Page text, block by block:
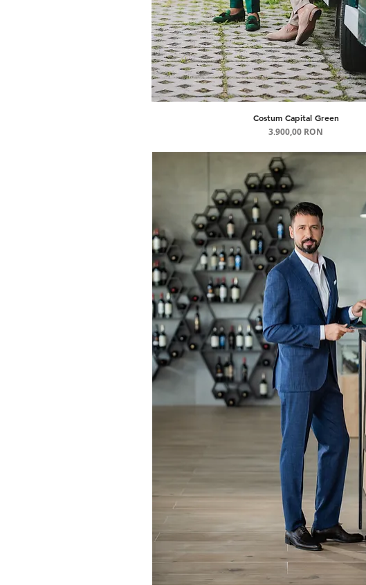
Afișare rapidă
Costum Capital Green
Preț
3.900,00 RON